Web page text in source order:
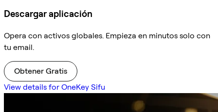
Descargar aplicación
Opera con activos globales. Empieza en minutos solo con
tu email.
Obtener Gratis
View details for OneKey Sifu